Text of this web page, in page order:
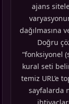
ajans
dağılmasına
Doğru
“fonksiyonel
kural seti
temiz URL’e
sayfalarda